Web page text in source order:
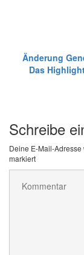
Änderung
Das
Schreibe
Deine E-Mail-
markiert